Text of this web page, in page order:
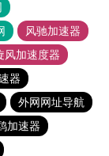
风驰加速器
风加速度器
器
外网网址导航
加速器